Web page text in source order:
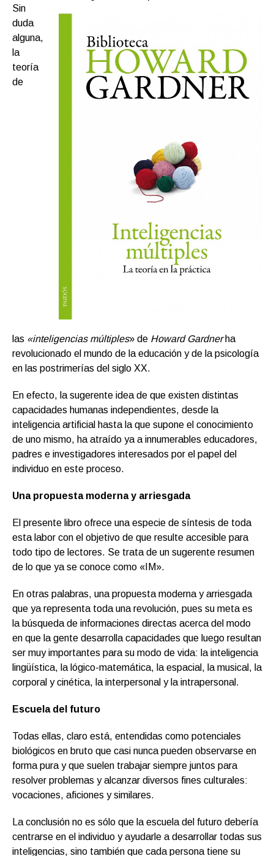
Sin
duda
alguna,
la
teoría
de
las «inteligencias múltiples» de Howard Gardnerha
revolucionado el mundo de la educación y de la psicología
en las postrimerías del siglo XX.
En efecto, la sugerente idea de que existen distintas
capacidades humanas independientes, desde la
inteligencia artificial hasta la que supone el conocimiento
de uno mismo, ha atraído ya a innumerables educadores,
padres e investigadores interesados por el papel del
individuo en este proceso.
Una propuesta moderna y arriesgada
El presente libro ofrece una especie de síntesis de toda
esta labor con el objetivo de que resulte accesible para
todo tipo de lectores. Se trata de un sugerente resumen
de lo que ya se conoce como «IM».
En otras palabras, una propuesta moderna y arriesgada
que ya representa toda una revolución, pues su meta es
la búsqueda de informaciones directas acerca del modo
en que la gente desarrolla capacidades que luego resultan
ser muy importantes para su modo de vida: la inteligencia
lingüística, la lógico-matemática, la espacial, la musical, la
corporal y cinética, la interpersonal y la intrapersonal.
Escuela del futuro
Todas ellas, claro está, entendidas como potenciales
biológicos en bruto que casi nunca pueden observarse en
forma pura y que suelen trabajar siempre juntos para
resolver problemas y alcanzar diversos fines culturales:
vocaciones, aficiones y similares.
La conclusión no es sólo que la escuela del futuro debería
centrarse en el individuo y ayudarle a desarrollar todas sus
inteligencias, sino también que cada persona tiene su